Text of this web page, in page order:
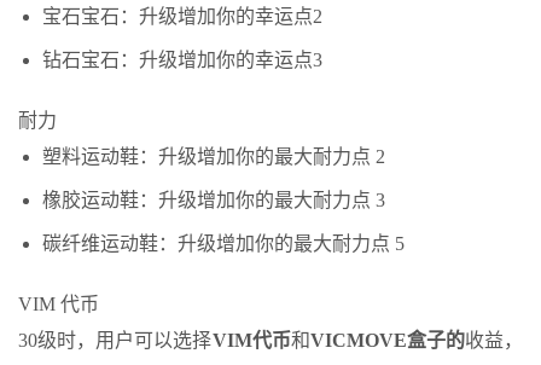
宝石宝石：升级增加你的幸运点2
钻石宝石：升级增加你的幸运点3
耐力
塑料运动鞋：升级增加你的最大耐力点 2
橡胶运动鞋：升级增加你的最大耐力点 3
碳纤维运动鞋：升级增加你的最大耐力点 5
VIM 代币
30级时，用户可以选择VIM代币和VICMOVE盒子的收益，